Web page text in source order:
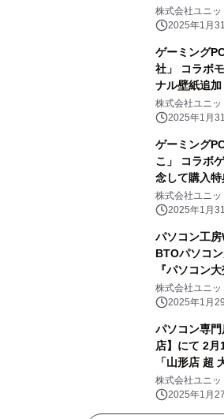
株式会社ユニッ
2025年1月
ゲーミング
社」 コラボ
ナル壁紙追
ボPC購入時
WEBクーポ
株式会社ユニッ
2025年1月
ゲーミング
こ」 コラボ
念して購入
さらに、サイ
キャンペーン
株式会社ユニッ
2025年1月
パソコン工
BTOパソコ
『パソコン
株式会社ユニッ
2025年1月
パソコン専
店】にて 2
「山形店 超
ススメ即納パ
え！ 更に「
セール商品」
株式会社ユニッ
2025年1月